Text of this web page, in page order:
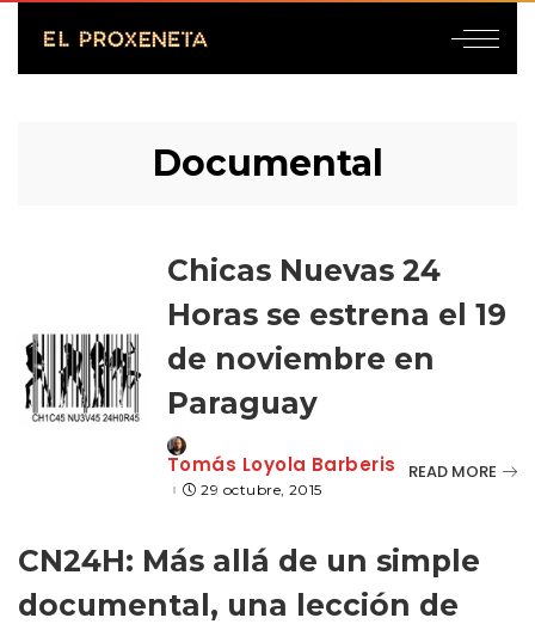
Documental
Chicas Nuevas 24
Horas se estrena el 19
de noviembre en
Paraguay
Posted
by
Tomás Loyola Barberis
29 octubre, 2015
READ MORE
CN24H: Más allá de un simple
documental, una lección de